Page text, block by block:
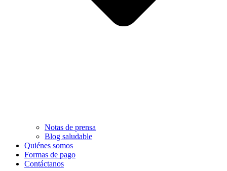
Notas de prensa
Blog saludable
Quiénes somos
Formas de pago
Contáctanos